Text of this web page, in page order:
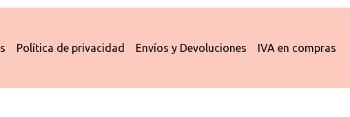
Política de privacidad Envíos y Devoluciones IVA en compras